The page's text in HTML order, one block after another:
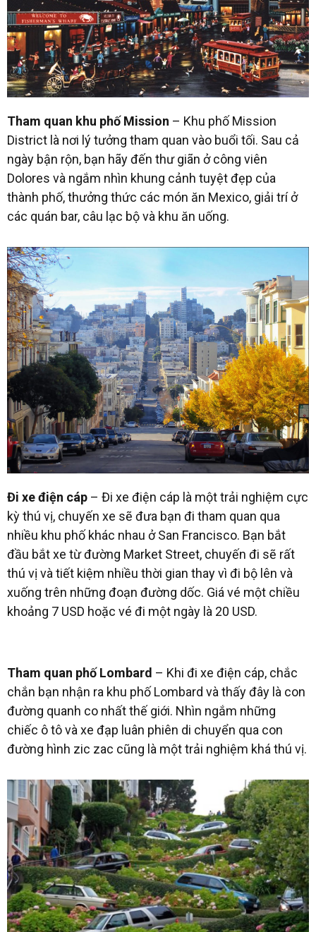
Tham quan khu phố Mission – Khu phố Mission
District là nơi lý tưởng tham quan vào buổi tối. Sau cả
ngày bận rộn, bạn hãy đến thư giãn ở công viên
Dolores và ngắm nhìn khung cảnh tuyệt đẹp của
thành phố, thưởng thức các món ăn Mexico, giải trí ở
các quán bar, câu lạc bộ và khu ăn uống.
Đi xe điện cáp – Đi xe điện cáp là một trải nghiệm cực
kỳ thú vị, chuyến xe sẽ đưa bạn đi tham quan qua
nhiều khu phố khác nhau ở San Francisco. Bạn bắt
đầu bắt xe từ đường Market Street, chuyến đi sẽ rất
thú vị và tiết kiệm nhiều thời gian thay vì đi bộ lên và
xuống trên những đoạn đường dốc. Giá vé một chiều
khoảng 7 USD hoặc vé đi một ngày là 20 USD.
Tham quan phố Lombard – Khi đi xe điện cáp, chắc
chắn bạn nhận ra khu phố Lombard và thấy đây là con
đường quanh co nhất thế giới. Nhìn ngắm những
chiếc ô tô và xe đạp luân phiên di chuyển qua con
đường hình zic zac cũng là một trải nghiệm khá thú vị.